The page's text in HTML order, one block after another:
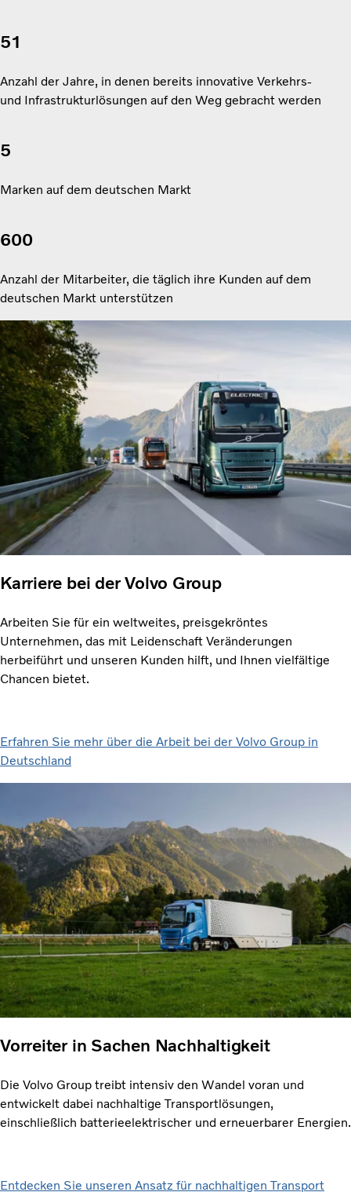
51
Anzahl der Jahre, in denen bereits innovative Verkehrs-
und Infrastrukturlösungen auf den Weg gebracht werden
5
Marken auf dem deutschen Markt
600
Anzahl der Mitarbeiter, die täglich ihre Kunden auf dem
deutschen Markt unterstützen
Karriere bei der Volvo Group
Arbeiten Sie für ein weltweites, preisgekröntes
Unternehmen, das mit Leidenschaft Veränderungen
herbeiführt und unseren Kunden hilft, und Ihnen vielfältige
Chancen bietet.
Erfahren Sie mehr über die Arbeit bei der Volvo Group in
Deutschland
Vorreiter in Sachen Nachhaltigkeit
Die Volvo Group treibt intensiv den Wandel voran und
entwickelt dabei nachhaltige Transportlösungen,
einschließlich batterieelektrischer und erneuerbarer Energien.
Entdecken Sie unseren Ansatz für nachhaltigen Transport